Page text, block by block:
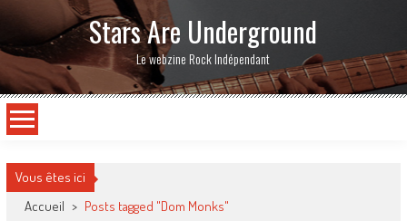
Stars Are Underground
Le webzine Rock Indépendant
Vous êtes ici
Accueil > Posts tagged "Dom Monks"